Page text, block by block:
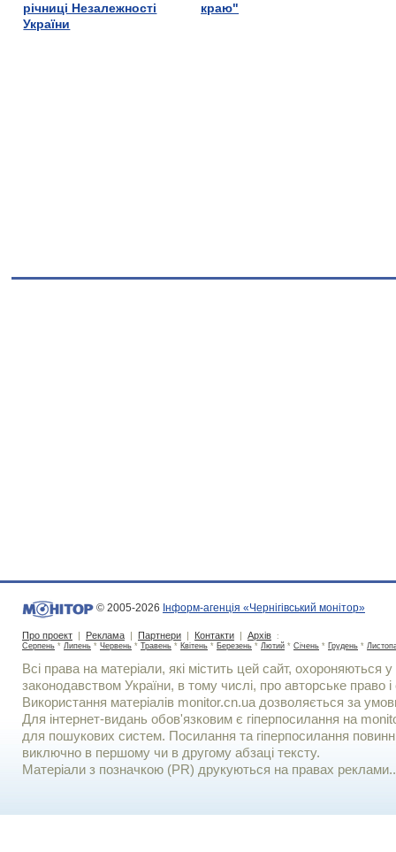
річниці Незалежності
України
краю"
© 2005-2026 Інформ-агенція «Чернігівський монітор»
Про проект | Реклама | Партнери | Контакти | Архів :
Серпень * Липень * Червень * Травень * Квітень * Березень * Лютий * Січень * Грудень *
Всі права на матеріали, які містить цей сайт, охороняються у
законодавством України, в тому числі, про авторське право і
Використання матерiалiв monitor.cn.ua дозволяється за
Для iнтернет-видань обов'язковим є гiперпосилання на
для пошукових систем. Посилання та гіперпосилання
виключно в першому чи в другому абзаці тексту.
Матеріали з позначкою (PR) друкуються на правах реклами..